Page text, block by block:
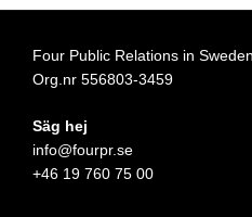
Four Public Relations in
Org.nr 556803-3459
Säg hej
info@fourpr.se
+46 19 760 75 00